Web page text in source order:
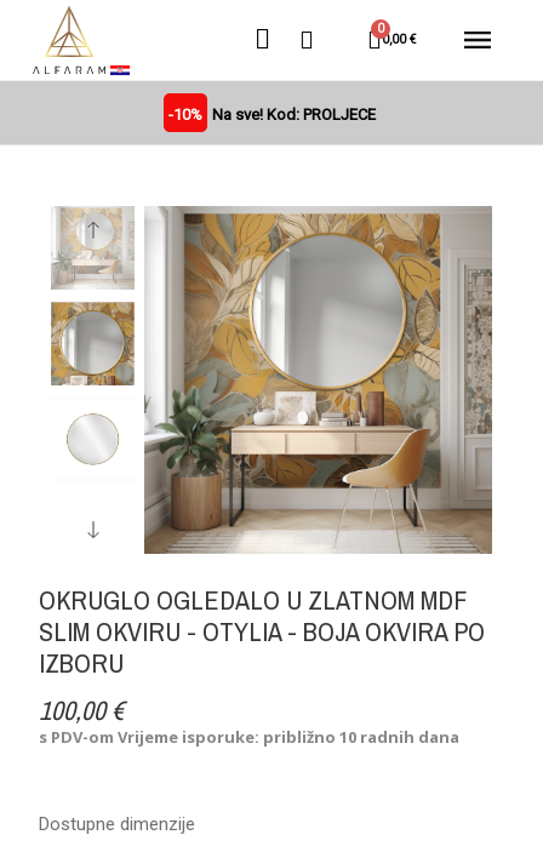
0,00 €
-10% Na sve! Kod: PROLJECE
OKRUGLO OGLEDALO U ZLATNOM MDF
SLIM OKVIRU - OTYLIA - BOJA OKVIRA PO
IZBORU
100,00 €
s PDV-omVrijeme isporuke: približno 10 radnih dana
Dostupne dimenzije